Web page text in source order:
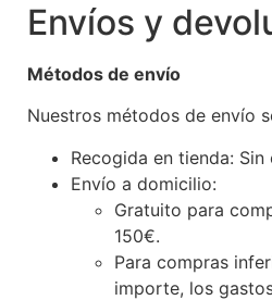
Envíos y
Métodos de envío
Nuestros métodos de envío
Recogida en tienda: Sin
Envío a domicilio:
Gratuito para
150€.
Para compras
importe, los